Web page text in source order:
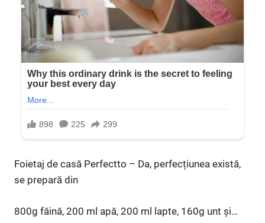
Foietaj de casă Perfectto – Da, perfecțiunea există,
se prepară din
800g făină, 200 ml apă, 200 ml lapte, 160g unt și…